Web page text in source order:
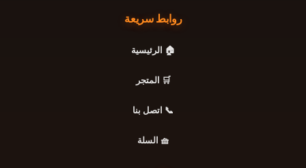
روابط سريعة
🏠 الرئيسية
🛒 المتجر
📞 اتصل بنا
🧺 السلة